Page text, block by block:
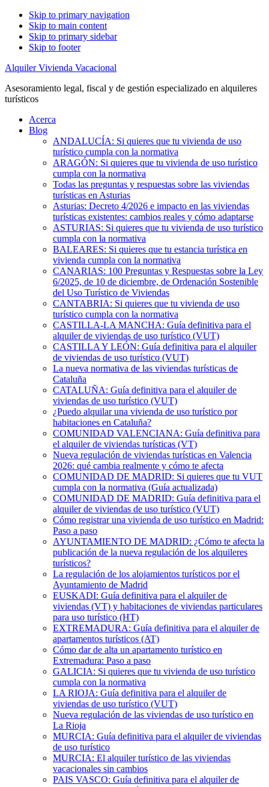
Skip to primary navigation
Skip to main content
Skip to primary sidebar
Skip to footer
Alquiler Vivienda Vacacional
Asesoramiento legal, fiscal y de gestión especializado en alquileres
turísticos
Acerca
Blog
ANDALUCÍA: Si quieres que tu vivienda de uso
turístico cumpla con la normativa
ARAGÓN: Si quieres que tu vivienda de uso turístico
cumpla con la normativa
Todas las preguntas y respuestas sobre las viviendas
turísticas en Asturias
Asturias: Decreto 4/2026 e impacto en las viviendas
turísticas existentes: cambios reales y cómo adaptarse
ASTURIAS: Si quieres que tu vivienda de uso turístico
cumpla con la normativa
BALEARES: Si quieres que tu estancia turística en
vivienda cumpla con la normativa
CANARIAS: 100 Preguntas y Respuestas sobre la Ley
6/2025, de 10 de diciembre, de Ordenación Sostenible
del Uso Turístico de Viviendas
CANTABRIA: Si quieres que tu vivienda de uso
turístico cumpla con la normativa
CASTILLA-LA MANCHA: Guía definitiva para el
alquiler de viviendas de uso turístico (VUT)
CASTILLA Y LEÓN: Guía definitiva para el alquiler
de viviendas de uso turístico (VUT)
La nueva normativa de las viviendas turísticas de
Cataluña
CATALUÑA: Guía definitiva para el alquiler de
viviendas de uso turístico (VUT)
¿Puedo alquilar una vivienda de uso turístico por
habitaciones en Cataluña?
COMUNIDAD VALENCIANA: Guía definitiva para
el alquiler de viviendas turísticas (VT)
Nueva regulación de viviendas turísticas en Valencia
2026: qué cambia realmente y cómo te afecta
COMUNIDAD DE MADRID: Si quieres que tu VUT
cumpla con la normativa (Guía actualizada)
COMUNIDAD DE MADRID: Guía definitiva para el
alquiler de viviendas de uso turístico (VUT)
Cómo registrar una vivienda de uso turístico en Madrid:
Paso a paso
AYUNTAMIENTO DE MADRID: ¿Cómo te afecta la
publicación de la nueva regulación de los alquileres
turísticos?
La regulación de los alojamientos turísticos por el
Ayuntamiento de Madrid
EUSKADI: Guía definitiva para el alquiler de
viviendas (VT) y habitaciones de viviendas particulares
para uso turístico (HT)
EXTREMADURA: Guía definitiva para el alquiler de
apartamentos turísticos (AT)
Cómo dar de alta un apartamento turístico en
Extremadura: Paso a paso
GALICIA: Si quieres que tu vivienda de uso turístico
cumpla con la normativa
LA RIOJA: Guía definitiva para el alquiler de
viviendas de uso turístico (VUT)
Nueva regulación de las viviendas de uso turístico en
La Rioja
MURCIA: Guía definitiva para el alquiler de viviendas
de uso turístico
MURCIA: El alquiler turístico de las viviendas
vacacionales sin cambios
PAIS VASCO: Guía definitiva para el alquiler de